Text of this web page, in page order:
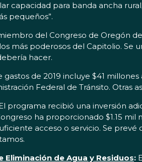
capacidad para banda ancha
pequeños”.
del Congreso de Oregón
más poderosos del Capitolio. Se
hacer.
gastos de 2019 incluye $41
Federal de Tránsito.
programa recibió una inversión
ha proporcionado $1.15
acceso o servicio. Se
Eliminación de Agua y Residuos: